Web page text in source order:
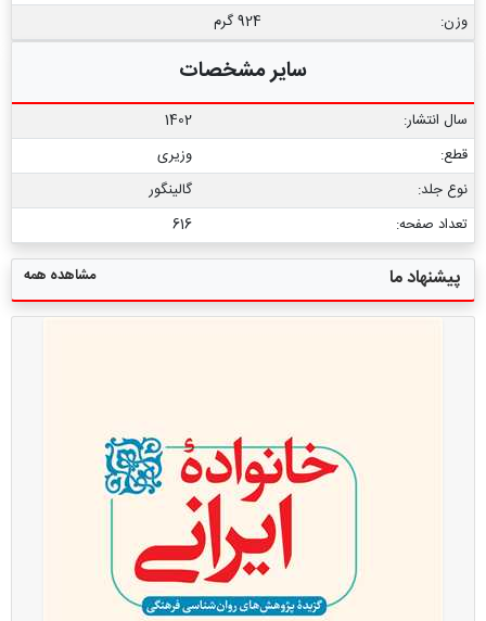
وزن:
924 گرم
سایر مشخصات
سال انتشار:
1402
قطع:
وزیری
نوع جلد:
گالینگور
تعداد صفحه:
616
پیشنهاد ما مشاهده همه